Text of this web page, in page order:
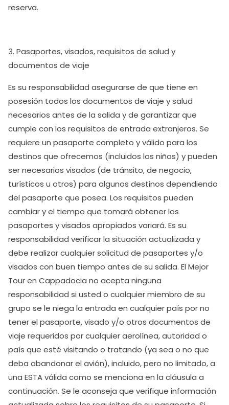
reserva.
3. Pasaportes, visados, requisitos de salud y
documentos de viaje
Es su responsabilidad asegurarse de que tiene en
posesión todos los documentos de viaje y salud
necesarios antes de la salida y de garantizar que
cumple con los requisitos de entrada extranjeros. Se
requiere un pasaporte completo y válido para los
destinos que ofrecemos (incluidos los niños) y pueden
ser necesarios visados (de tránsito, de negocio,
turísticos u otros) para algunos destinos dependiendo
del pasaporte que posea. Los requisitos pueden
cambiar y el tiempo que tomará obtener los
pasaportes y visados apropiados variará. Es su
responsabilidad verificar la situación actualizada y
debe realizar cualquier solicitud de pasaportes y/o
visados con buen tiempo antes de su salida. El Mejor
Tour en Cappadocia no acepta ninguna
responsabilidad si usted o cualquier miembro de su
grupo se le niega la entrada en cualquier país por no
tener el pasaporte, visado y/o otros documentos de
viaje requeridos por cualquier aerolínea, autoridad o
país que esté visitando o tratando (ya sea o no que
deba abandonar el avión), incluido, pero no limitado, a
una ESTA válida como se menciona en la cláusula a
continuación. Se le aconseja que verifique información